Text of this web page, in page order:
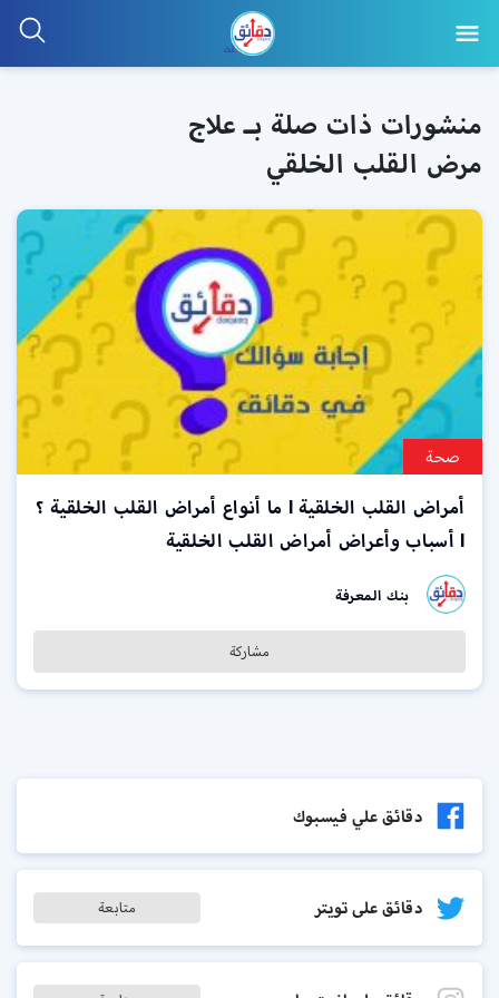
منشورات ذات صلة بـ علاج
مرض القلب الخلقي
صحة
أمراض القلب الخلقية l ما أنواع أمراض القلب الخلقية ؟
l أسباب وأعراض أمراض القلب الخلقية
بنك المعرفة
مشاركة
دقائق علي فيسبوك
دقائق على تويتر متابعة